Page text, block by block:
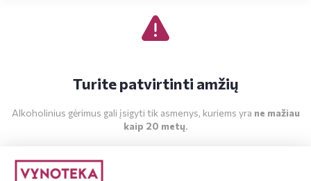
Turite patvirtinti amžių
Alkoholinius gėrimus gali įsigyti tik asmenys, kuriems yra ne mažiau
kaip 20 metų.